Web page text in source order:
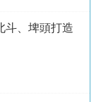
、埤頭打造